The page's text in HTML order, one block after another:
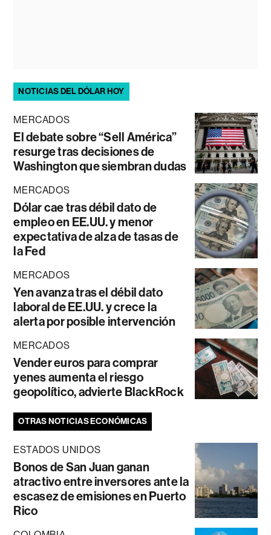
NOTICIAS DEL DÓLAR HOY
MERCADOS
El debate sobre “Sell América”
resurge tras decisiones de
Washington que siembran dudas
MERCADOS
Dólar cae tras débil dato de
empleo en EE.UU. y menor
expectativa de alza de tasas de
la Fed
MERCADOS
Yen avanza tras el débil dato
laboral de EE.UU. y crece la
alerta por posible intervención
MERCADOS
Vender euros para comprar
yenes aumenta el riesgo
geopolítico, advierte BlackRock
OTRAS NOTICIAS ECONÓMICAS
ESTADOS UNIDOS
Bonos de San Juan ganan
atractivo entre inversores ante la
escasez de emisiones en Puerto
Rico